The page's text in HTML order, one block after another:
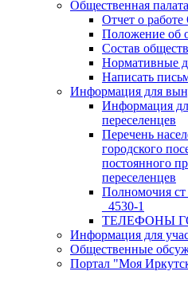
Общественная палата
Отчет о
Положение об
Состав
Нормативные
Написать
Информация для
Информация
переселенцев
Перечень
городского
постоянного
переселенцев
Полномочия ст
_4530-1
ТЕЛЕФОНЫ
Информация для
Общественные
Портал "Моя